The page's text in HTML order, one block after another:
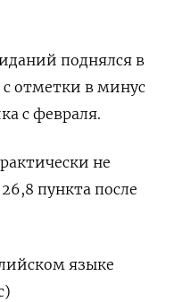
поднялся в
с отметки в минус
с февраля.
не
пункта после
языке